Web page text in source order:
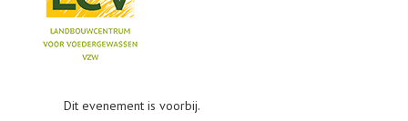
PRAKTIJKONDERZOEK
Dit evenement is voorbij.